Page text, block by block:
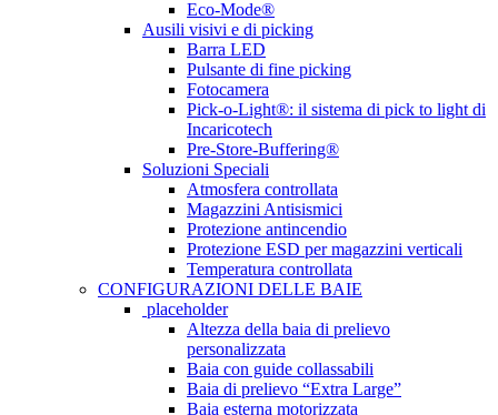
Eco-Mode®
Ausili visivi e di picking
Barra LED
Pulsante di fine picking
Fotocamera
Pick-o-Light®: il sistema di pick to light di
Incaricotech
Pre-Store-Buffering®
Soluzioni Speciali
Atmosfera controllata
Magazzini Antisismici
Protezione antincendio
Protezione ESD per magazzini verticali
Temperatura controllata
CONFIGURAZIONI DELLE BAIE
placeholder
Altezza della baia di prelievo
personalizzata
Baia con guide collassabili
Baia di prelievo “Extra Large”
Baia esterna motorizzata